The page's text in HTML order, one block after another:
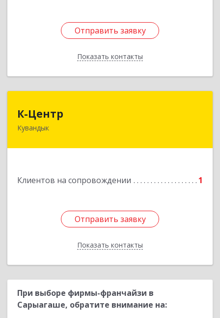
Отправить заявку
Показать контакты
Отправить заявку
Назад
К-Центр
Кувандык
Клиентов на сопровождении 1
Отправить заявку
Показать контакты
462243, Оренбургская обл, Кувандыкский р-н,
Отправить заявку
Назад
При выборе фирмы-франчайзи в
Сарыагаше, обратите внимание на: